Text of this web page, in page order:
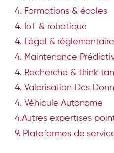
4. Formations & écoles
4. IoT & robotique
4. Légal & réglementaire
4. Maintenance
4. Recherche & think
4. Valorisation Des
4. Véhicule Autonome
4.Autres expertises
9. Plateformes de